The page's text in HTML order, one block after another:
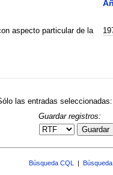
aspecto particular de la
las entradas seleccionadas:
Guardar registros:
Guardar
Búsqueda CQL